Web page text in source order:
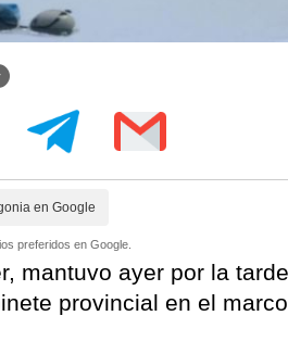
en Google
preferidos en Google.
mantuvo ayer por la
provincial en el